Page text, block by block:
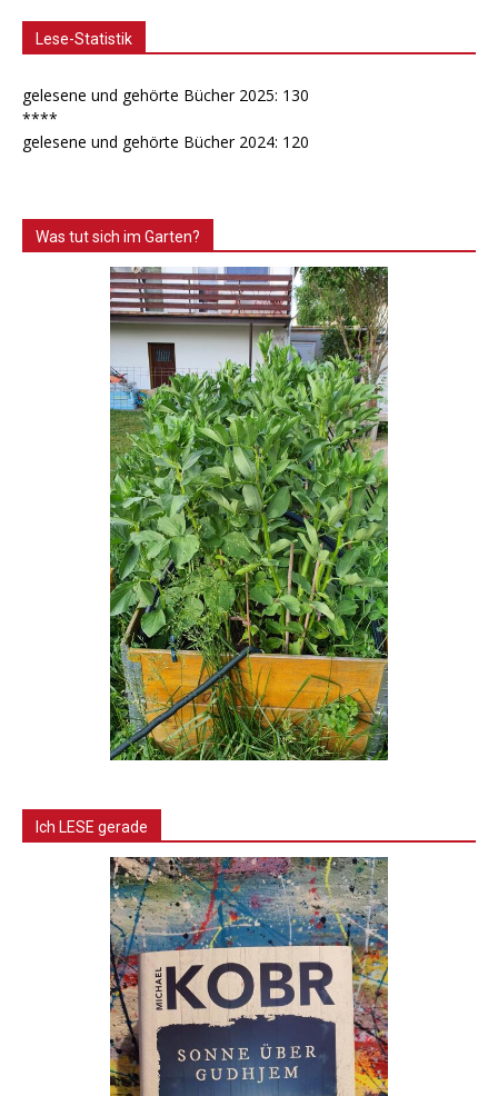
Lese-Statistik
gelesene und gehörte Bücher 2025: 130
****
gelesene und gehörte Bücher 2024: 120
Was tut sich im Garten?
Ich LESE gerade